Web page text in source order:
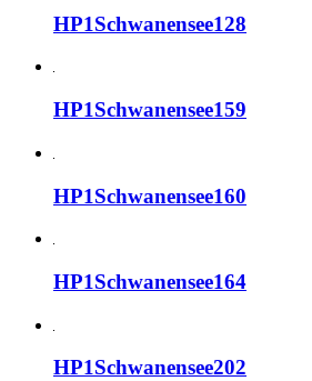
HP1Schwanensee128
HP1Schwanensee159
HP1Schwanensee160
HP1Schwanensee164
HP1Schwanensee202